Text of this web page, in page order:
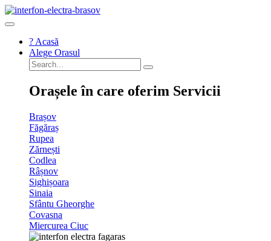
Sari
la
? Acasă
Alege Orasul
Orașele în care oferim Servicii
Brașov
Făgăraș
Rupea
Zărnești
Codlea
Râșnov
Sighișoara
Sinaia
Sfântu Gheorghe
Covasna
Miercurea Ciuc